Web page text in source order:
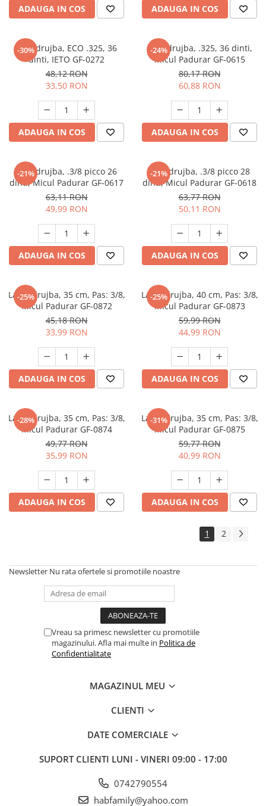
Unelte Gradinarit
Aparate de aer conditionat
Ventilatoare
Zootehnie
Incubatoare oua
ADAUGA IN COS ADAUGA IN COS
-30%
Lant drujba, ECO .325, 36
dinti, IETO GF-0272
48,12 RON
33,50 RON
ADAUGA IN COS
-24%
Lant drujba, .325, 36 dinti,
Micul Padurar GF-0615
80,17 RON
60,88 RON
ADAUGA IN COS
-21%
Lant drujba, .3/8 picco 26
dinti, Micul Padurar GF-0617
63,11 RON
49,99 RON
ADAUGA IN COS
-21%
Lant drujba, .3/8 picco 28
dinti, Micul Padurar GF-0618
63,77 RON
50,11 RON
ADAUGA IN COS
-25%
Lama drujba, 35 cm, Pas: 3/8,
Micul Padurar GF-0872
45,18 RON
33,99 RON
ADAUGA IN COS
-25%
Lama drujba, 40 cm, Pas: 3/8,
Micul Padurar GF-0873
59,99 RON
44,99 RON
ADAUGA IN COS
-28%
Lama drujba, 35 cm, Pas: 3/8,
Micul Padurar GF-0874
49,77 RON
35,99 RON
ADAUGA IN COS
-31%
Lama drujba, 35 cm, Pas: 3/8,
Micul Padurar GF-0875
59,77 RON
40,99 RON
ADAUGA IN COS
1 2
Newsletter Nu rata ofertele si promotiile noastre
Vreau sa primesc newsletter cu promotiile
magazinului. Afla mai multe in Politica de
Confidentialitate
MAGAZINUL MEU
CLIENTI
DATE COMERCIALE
SUPORT CLIENTI LUNI - VINERI 09:00 - 17:00
0742790554
habfamily@yahoo.com